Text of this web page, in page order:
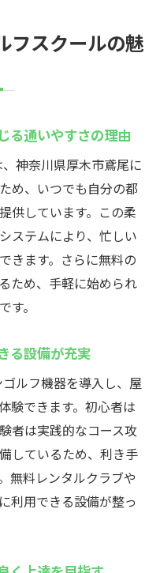
フスクールの魅
る通いやすさの理由
神奈川県厚木市鳶尾に
め、いつでも自分の都
供しています。この柔
ステムにより、忙しい
きます。さらに無料の
ため、手軽に始められ
す。
る設備が充実
ルフ機器を導入し、屋
験できます。初心者は
者は実践的なコース攻
しているため、利き手
無料レンタルクラブや
利用できる設備が整っ